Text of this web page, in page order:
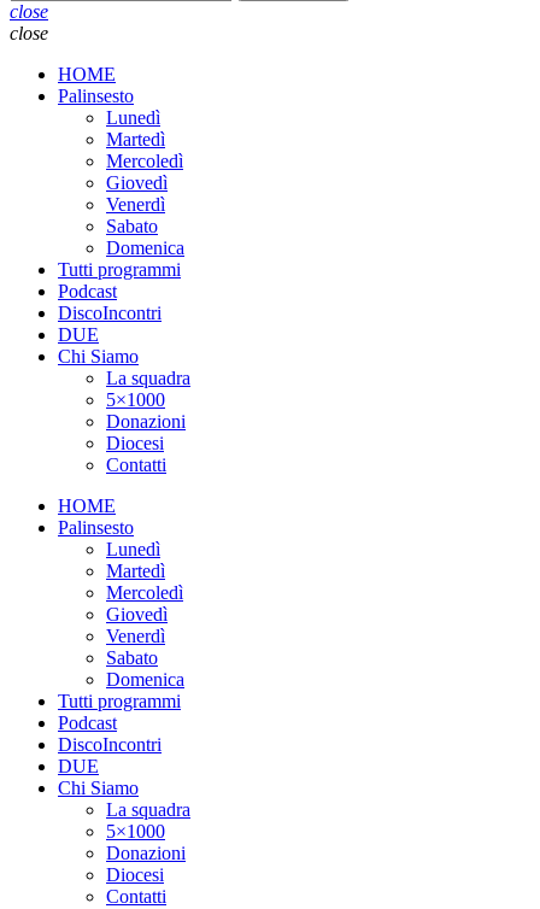
close
close
HOME
Palinsesto
Lunedì
Martedì
Mercoledì
Giovedì
Venerdì
Sabato
Domenica
Tutti programmi
Podcast
DiscoIncontri
DUE
Chi Siamo
La squadra
5×1000
Donazioni
Diocesi
Contatti
HOME
Palinsesto
Lunedì
Martedì
Mercoledì
Giovedì
Venerdì
Sabato
Domenica
Tutti programmi
Podcast
DiscoIncontri
DUE
Chi Siamo
La squadra
5×1000
Donazioni
Diocesi
Contatti